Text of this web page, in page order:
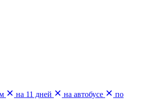
на 11 дней на автобусе
по